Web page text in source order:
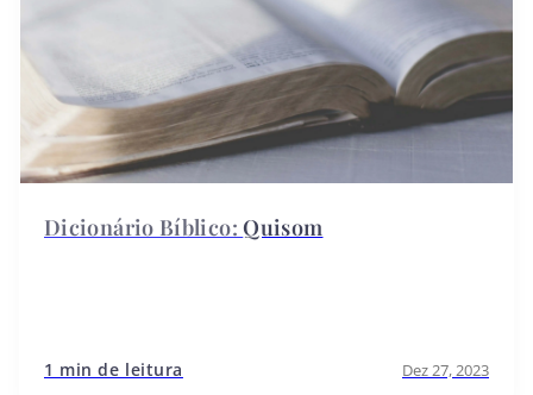
Quisom
1 min de leitura Dez 27, 2023